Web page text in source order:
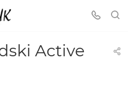
Active